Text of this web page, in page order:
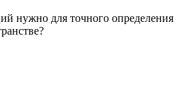
нужно для точного определения